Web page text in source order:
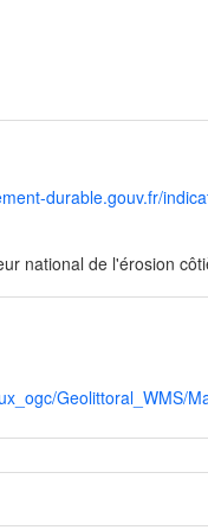
durable.gouv.fr/
national de l'érosion
Geolittoral_WMS/